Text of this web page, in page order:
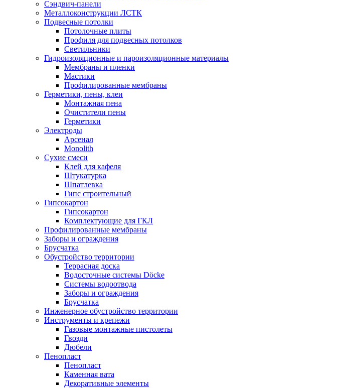
Сэндвич-панели
Металлоконструкции ЛСТК
Подвесные потолки
Потолочные плиты
Профиля для подвесных потолков
Светильники
Гидроизоляционные и пароизоляционные материалы
Мембраны и пленки
Мастики
Профилированные мембраны
Герметики, пены, клеи
Монтажная пена
Очистители пены
Герметики
Электроды
Арсенал
Monolith
Сухие смеси
Клей для кафеля
Штукатурка
Шпатлевка
Гипс строительный
Гипсокартон
Гипсокартон
Комплектующие для ГКЛ
Профилированные мембраны
Заборы и ограждения
Брусчатка
Обустройство территории
Террасная доска
Водосточные системы Döcke
Системы водоотвода
Заборы и ограждения
Брусчатка
Инженерное обустройство территории
Инструменты и крепежи
Газовые монтажные пистолеты
Гвозди
Дюбели
Пенопласт
Пенопласт
Каменная вата
Декоративные элементы